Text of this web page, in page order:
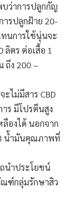
บว่าการปลูกกัญ
ารปลูกฝ้าย 20-
ทนการใช้นุ่นจะ
ลิตร ต่อเสื้อ 1
ถึง 200 –
ะไม่มีสาร CBD
ร มีโปรตีนสูง
องได้ นอกจาก
น้ำมันคุณภาพที่
นำประโยชน์
ณฑ์กลุ่มรักษาสิว